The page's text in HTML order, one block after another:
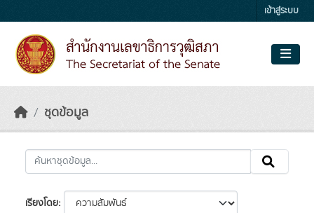
เข้าสู่ระบบ
ชุดข้อมูล
เรียงโดย